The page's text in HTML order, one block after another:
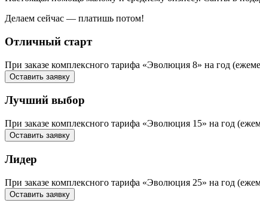
Делаем сейчас — платишь потом!
Отличный старт
При заказе комплексного тарифа «Эволюция 8» на год
Оставить заявку
Лучший выбор
При заказе комплексного тарифа «Эволюция 15» на год
Оставить заявку
Лидер
При заказе комплексного тарифа «Эволюция 25» на год
Оставить заявку